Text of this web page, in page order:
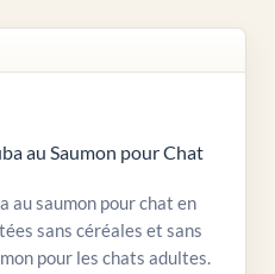
au Saumon pour Chat
au saumon pour chat en
sans céréales et sans
pour les chats adultes.